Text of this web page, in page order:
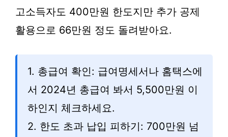
고소득자도 400만원 한도지만 추가 공제
활용으로 66만원 정도 돌려받아요.
1. 총급여 확인: 급여명세서나 홈택스에
서 2024년 총급여 봐서 5,500만원 이
하인지 체크하세요.
2. 한도 초과 납입 피하기: 700만원 넘